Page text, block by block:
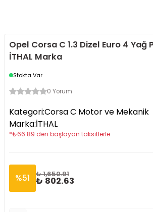
Opel Corsa C 1.3 Dizel Euro 4 Yağ
İTHAL Marka
Stokta Var
0 Yorum
Kategori:Corsa C Motor ve Mekanik
Marka:İTHAL
*₺66.89 den başlayan taksitlerle
%51 ₺ 1,650.91
₺ 802.63